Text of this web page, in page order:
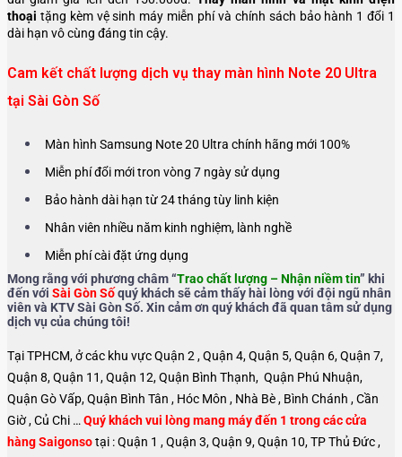
thoại tặng kèm vệ sinh máy miễn phí và chính sách bảo hành 1 đổi 1
dài hạn vô cùng đáng tin cậy.
Cam kết chất lượng dịch vụ thay màn hình Note 20 Ultra
tại Sài Gòn Số
Màn hình Samsung Note 20 Ultra chính hãng mới 100%
Miễn phí đổi mới tron vòng 7 ngày sử dụng
Bảo hành dài hạn từ 24 tháng tùy linh kiện
Nhân viên nhiều năm kinh nghiệm, lành nghề
Miễn phí cài đặt ứng dụng
Mong rằng với phương châm “Trao chất lượng – Nhận niềm tin” khi
đến với Sài Gòn Sốquý khách sẽ cảm thấy hài lòng với đội ngũ nhân
viên và KTV Sài Gòn Số. Xin cảm ơn quý khách đã quan tâm sử dụng
dịch vụ của chúng tôi!
Tại TPHCM, ở các khu vực Quận 2 , Quận 4, Quận 5, Quận 6, Quận 7,
Quận 8, Quận 11, Quận 12, Quận Bình Thạnh, Quận Phú Nhuận,
Quận Gò Vấp, Quận Bình Tân , Hóc Môn , Nhà Bè , Bình Chánh , Cần
Giờ , Củ Chi …Quý khách vui lòng mang máy đến 1 trong các cửa
hàng Saigonsotại : Quận 1 , Quận 3, Quận 9, Quận 10, TP Thủ Đức ,